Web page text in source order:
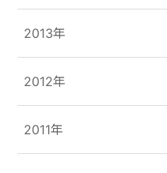
2013年
2012年
2011年